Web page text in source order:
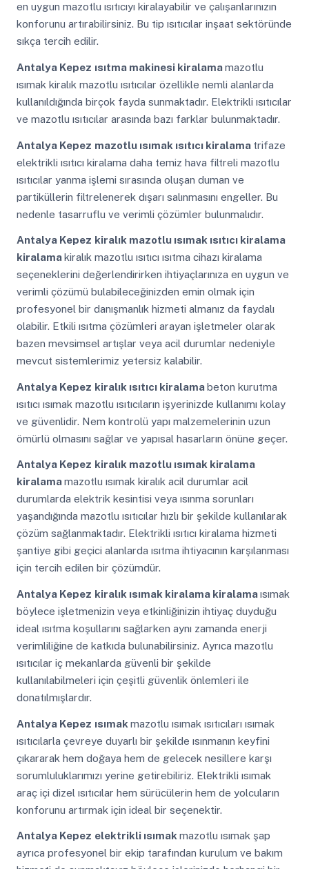
en uygun mazotlu ısıtıcıyı kiralayabilir ve çalışanlarınızın
konforunu artırabilirsiniz. Bu tip ısıtıcılar inşaat sektöründe
sıkça tercih edilir.
Antalya Kepez ısıtma makinesi kiralamamazotlu
ısımak kiralık mazotlu ısıtıcılar özellikle nemli alanlarda
kullanıldığında birçok fayda sunmaktadır. Elektrikli ısıtıcılar
ve mazotlu ısıtıcılar arasında bazı farklar bulunmaktadır.
Antalya Kepez mazotlu ısımak ısıtıcı kiralama trifaze
elektrikli ısıtıcı kiralama daha temiz hava filtreli mazotlu
ısıtıcılar yanma işlemi sırasında oluşan duman ve
partiküllerin filtrelenerek dışarı salınmasını engeller. Bu
nedenle tasarruflu ve verimli çözümler bulunmalıdır.
Antalya Kepez kiralık mazotlu ısımak ısıtıcı kiralama
kiralamakiralık mazotlu ısıtıcı ısıtma cihazı kiralama
seçeneklerini değerlendirirken ihtiyaçlarınıza en uygun ve
verimli çözümü bulabileceğinizden emin olmak için
profesyonel bir danışmanlık hizmeti almanız da faydalı
olabilir. Etkili ısıtma çözümleri arayan işletmeler olarak
bazen mevsimsel artışlar veya acil durumlar nedeniyle
mevcut sistemlerimiz yetersiz kalabilir.
Antalya Kepez kiralık ısıtıcı kiralamabeton kurutma
ısıtıcı ısımak mazotlu ısıtıcıların işyerinizde kullanımı kolay
ve güvenlidir. Nem kontrolü yapı malzemelerinin uzun
ömürlü olmasını sağlar ve yapısal hasarların önüne geçer.
Antalya Kepez kiralık mazotlu ısımak kiralama
kiralamamazotlu ısımak kiralık acil durumlar acil
durumlarda elektrik kesintisi veya ısınma sorunları
yaşandığında mazotlu ısıtıcılar hızlı bir şekilde kullanılarak
çözüm sağlanmaktadır. Elektrikli ısıtıcı kiralama hizmeti
şantiye gibi geçici alanlarda ısıtma ihtiyacının karşılanması
için tercih edilen bir çözümdür.
Antalya Kepez kiralık ısımak kiralama kiralamaısımak
böylece işletmenizin veya etkinliğinizin ihtiyaç duyduğu
ideal ısıtma koşullarını sağlarken aynı zamanda enerji
verimliliğine de katkıda bulunabilirsiniz. Ayrıca mazotlu
ısıtıcılar iç mekanlarda güvenli bir şekilde
kullanılabilmeleri için çeşitli güvenlik önlemleri ile
donatılmışlardır.
Antalya Kepez ısımak mazotlu ısımak ısıtıcıları ısımak
ısıtıcılarla çevreye duyarlı bir şekilde ısınmanın keyfini
çıkararak hem doğaya hem de gelecek nesillere karşı
sorumluluklarımızı yerine getirebiliriz. Elektrikli ısımak
araç içi dizel ısıtıcılar hem sürücülerin hem de yolcuların
konforunu artırmak için ideal bir seçenektir.
Antalya Kepez elektrikli ısımak mazotlu ısımak şap
ayrıca profesyonel bir ekip tarafından kurulum ve bakım